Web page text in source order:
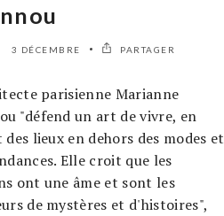
3 DÉCEMBRE PARTAGER
parisienne Marianne
"défend un art de vivre, en
lieux en dehors des modes et
Elle croit que les
ont une âme et sont les
de mystères et d'histoires",